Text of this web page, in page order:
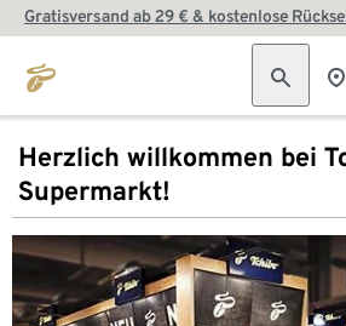
Gratisversand ab 29 € & kostenlose
Herzlich willkommen bei
Supermarkt!